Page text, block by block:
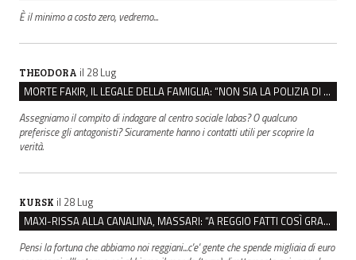
È il minimo a costo zero, vedremo...
THEODORA il 28 Lug
MORTE FAKIR, IL LEGALE DELLA FAMIGLIA: “NON SIA LA POLIZIA DI STATO A INDAGARE”
Assegniamo il compito di indagare al centro sociale labas? O qualcuno
preferisce gli antagonisti? Sicuramente hanno i contatti utili per scoprire la
verità.
KURSK il 28 Lug
MAXI-RISSA ALLA CANALINA, MASSARI: “A REGGIO FATTI COSÌ GRAVI NON DEVONO TROVARE SPAZIO”
Pensi la fortuna che abbiamo noi reggiani...c'e' gente che spende migliaia di euro